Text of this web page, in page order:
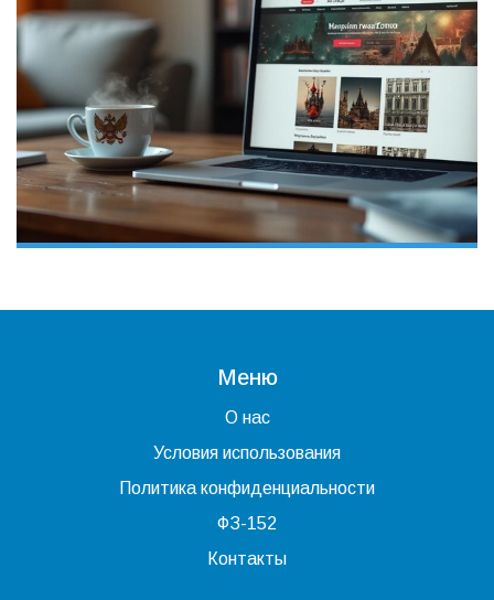
Меню
О нас
Условия использования
Политика конфиденциальности
ФЗ-152
Контакты